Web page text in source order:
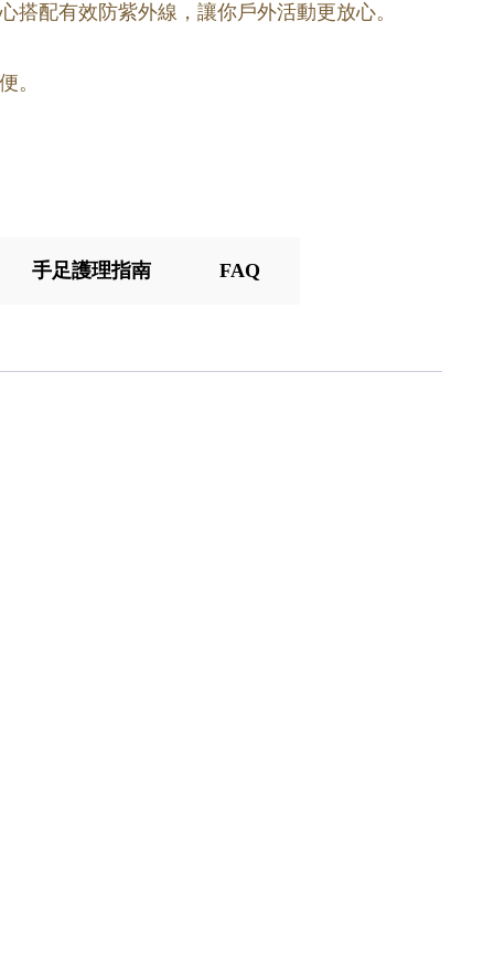
搭配有效防紫外線，讓你戶外活動更放心。
。
手足護理指南 FAQ